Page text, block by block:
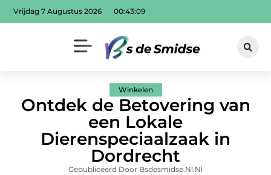
Vrijdag 7 Augustus 2026 00:43:11
Winkelen
Ontdek de Betovering van
een Lokale
Dierenspeciaalzaak in
Dordrecht
Gepubliceerd Door Bsdesmidse.nl.nl